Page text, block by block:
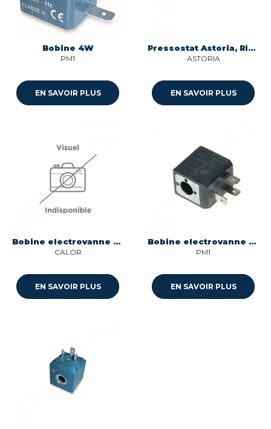
Bobine 4W
PM1
EN SAVOIR PLUS
Pressostat Astoria, Riviera & Bar
ASTORIA
EN SAVOIR PLUS
Bobine electrovanne pour centrale vapeur Calor CS-00143086
CALOR
EN SAVOIR PLUS
Bobine electrovanne 4w - trou 10mm pour centrale vapeur Multi-marques
PM1
EN SAVOIR PLUS